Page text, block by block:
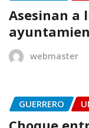
Asesinan a
webmaster
GUERRERO